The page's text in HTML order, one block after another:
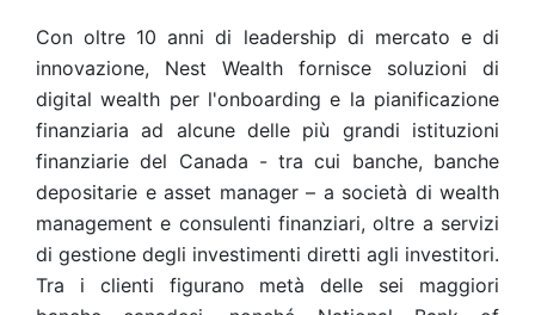
Con oltre 10 anni di leadership di mercato e di
innovazione, Nest Wealth fornisce soluzioni di
digital wealth per l'onboarding e la pianificazione
finanziaria ad alcune delle più grandi istituzioni
finanziarie del Canada - tra cui banche, banche
depositarie e asset manager – a società di wealth
management e consulenti finanziari, oltre a servizi
di gestione degli investimenti diretti agli investitori.
Tra i clienti figurano metà delle sei maggiori